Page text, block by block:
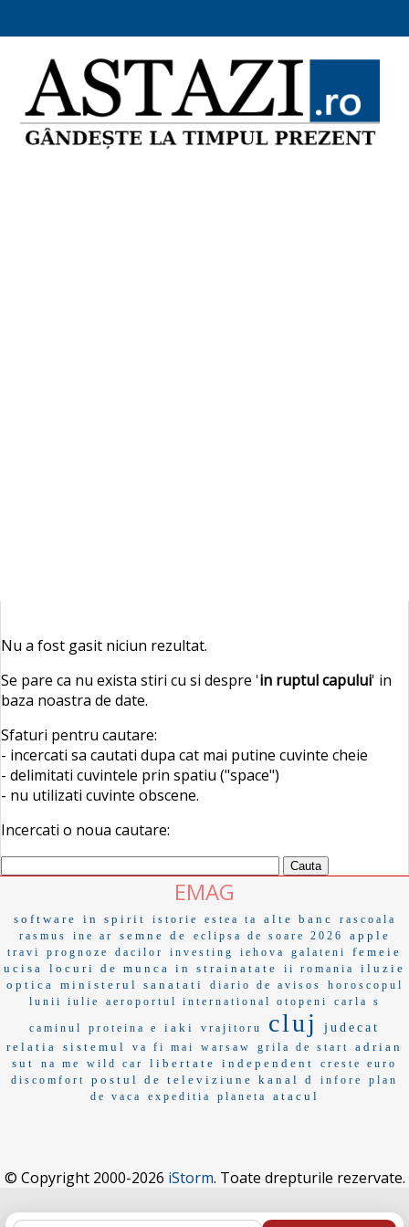
Nu a fost gasit niciun rezultat.
Se pare ca nu exista stiri cu si despre 'in ruptul capului' in
baza noastra de date.
Sfaturi pentru cautare:
- incercati sa cautati dupa cat mai putine cuvinte cheie
- delimitati cuvintele prin spatiu ("space")
- nu utilizati cuvinte obscene.
Incercati o noua cautare:
EMAG
software in spirit istorie estea ta alte banc
rascoala
rasmus
ine ar semne de eclipsa de soare 2026 apple
travi prognoze dacilor investing iehova galateni
femeie
ucisa
locuri de munca in strainatate ii romania
iluzie
optica
ministerul sanatati diario de avisos
horoscopul
lunii iulie
aeroportul international otopeni carla s
caminul proteina e iaki vrajitoru cluj
judecat
relatia
sistemul va fi mai warsaw grila de start
adrian
sut
na me wild car libertate independent
creste euro
discomfort
postul de televiziune kanal d infore
plan
de vaca
expeditia planeta atacul
© Copyright 2000-2026 iStorm. Toate drepturile rezervate.